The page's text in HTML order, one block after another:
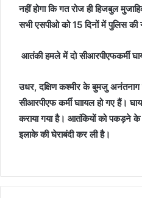
नहीं होगा कि गत रोज ही हिजबुल
सभी एसपीओ को 15 दिनों में पुलिस की
आतंकी हमले में दो सीआरपीएफकर्मी
उधर, दक्षिण कश्मीर के बुमजु
सीआरपीएफ कर्मी घाायल हो गए हैं।
कराया गया है। आतंकियों को पकड़ने
इलाके की घेराबंदी कर ली है।